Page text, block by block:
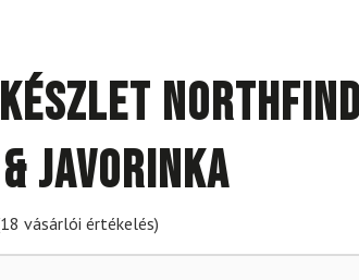
Javorinka
18 vásárlói értékelés)